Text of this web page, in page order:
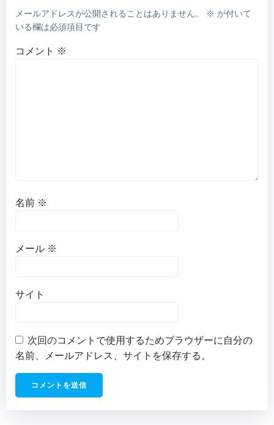
メールアドレスが公開されることはありません。 ※ が付いて
いる欄は必須項目です
コメント ※
名前 ※
メール ※
サイト
次回のコメントで使用するためブラウザーに自分の
名前、メールアドレス、サイトを保存する。